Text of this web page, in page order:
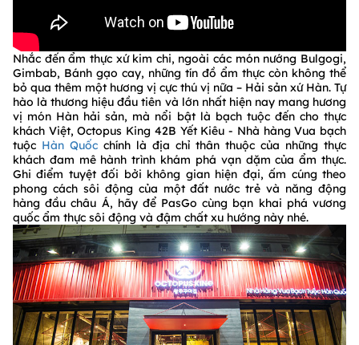
Nhắc đến ẩm thực xứ kim chi, ngoài các món nướng Bulgogi,
Gimbab, Bánh gạo cay, những tín đồ ẩm thực còn không thể
bỏ qua thêm một hương vị cực thú vị nữa – Hải sản xứ Hàn. Tự
hào là thương hiệu đầu tiên và lớn nhất hiện nay mang hương
vị món Hàn hải sản, mà nổi bật là bạch tuộc đến cho thực
khách Việt, Octopus King 42B Yết Kiêu - Nhà hàng Vua bạch
tuộc Hàn Quốc chính là địa chỉ thân thuộc của những thực
khách đam mê hành trình khám phá vạn dặm của ẩm thực.
Ghi điểm tuyệt đối bởi không gian hiện đại, ấm cúng theo
phong cách sôi động của một đất nước trẻ và năng động
hàng đầu châu Á, hãy để PasGo cùng bạn khai phá vương
quốc ẩm thực sôi động và đậm chất xu hướng này nhé.